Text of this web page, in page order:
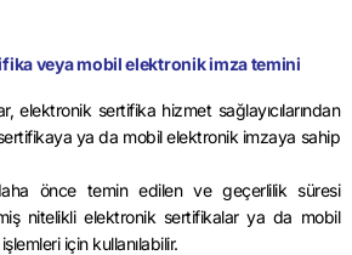
veya mobil elektronik imza temini
elektronik sertifika hizmet sağlayıcılarından
ya da mobil elektronik imzaya sahip
önce temin edilen ve geçerlilik süresi
nitelikli elektronik sertifikalar ya da mobil
için kullanılabilir.